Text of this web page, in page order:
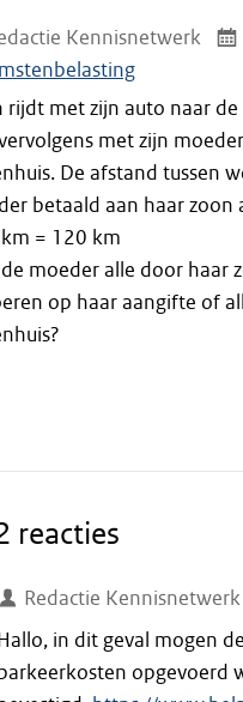
Kennisnetwerk
rijdt met zijn auto naar
met zijn
De afstand tussen
betaald aan haar
= 120 km
moeder alle door haar
op haar aangifte of
reacties
Redactie Kennisnetwerk
in dit geval mogen
opgevoerd